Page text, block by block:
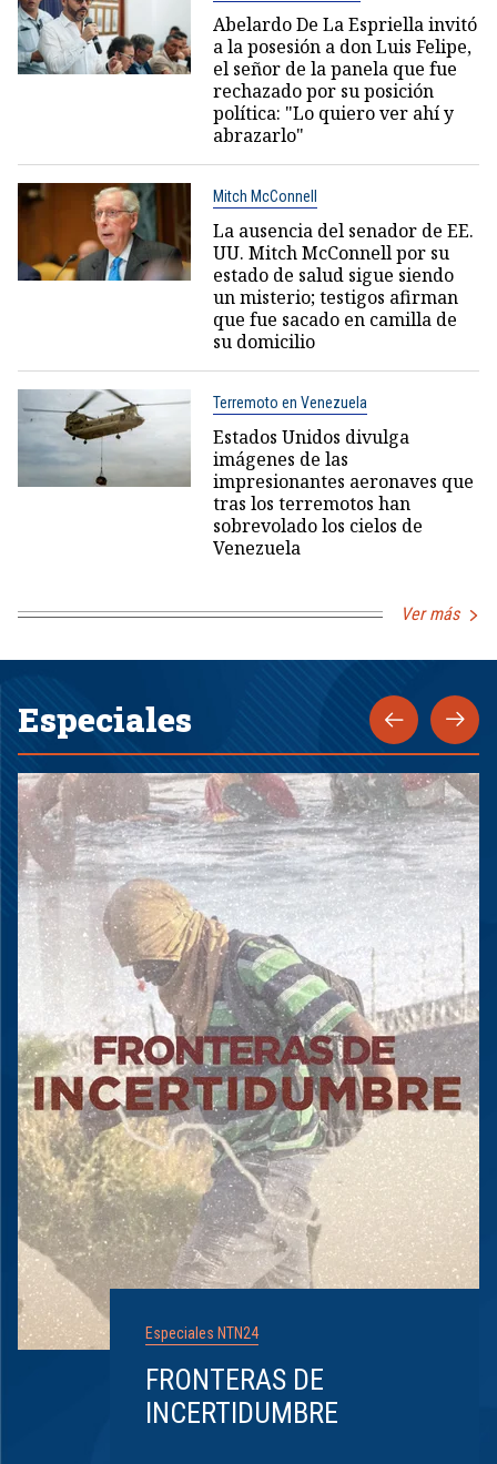
Abelardo De La Espriella invitó
a la posesión a don Luis Felipe,
el señor de la panela que fue
rechazado por su posición
política: "Lo quiero ver ahí y
abrazarlo"
Mitch McConnell
La ausencia del senador de EE.
UU. Mitch McConnell por su
estado de salud sigue siendo
un misterio; testigos afirman
que fue sacado en camilla de
su domicilio
Terremoto en Venezuela
Estados Unidos divulga
imágenes de las
impresionantes aeronaves que
tras los terremotos han
sobrevolado los cielos de
Venezuela
Ver más
Especiales
Especiales NTN24
FRONTERAS DE
INCERTIDUMBRE